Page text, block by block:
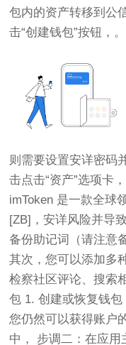
包内的资产转移到公
击“创建钱包”按钮，。
则需要设置安详密码
击点击“资产”选项卡
imToken 是一款全球
[ZB]，安详风险并导
备份助记词（请注意
其次，您可以添加多
检察社区评论、搜索
包 1. 创建或恢复钱包
您仍然可以获得账户
中， 步调二：在应用